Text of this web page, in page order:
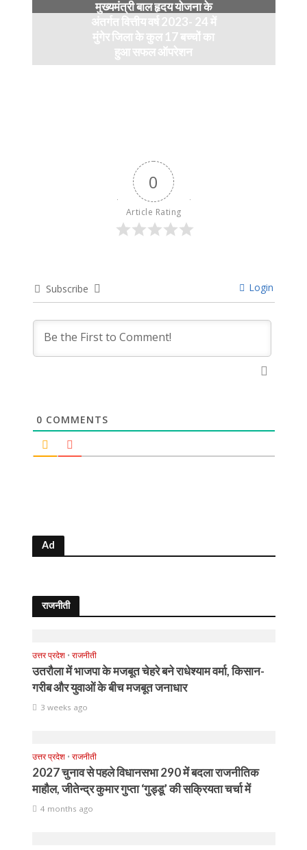
मुख्यमंत्री बाल हृदय योजना के
अंतर्गत वित्तीय वर्ष 2023- 24 में
मुंगेर जिला के कुल 17 बच्चों का
हुआ सफल ऑपरेशन
0
Article Rating
Subscribe Login
0 COMMENTS
Ad
राजनीती
उत्तर प्रदेश • राजनीती
उतरौला में भाजपा के मजबूत चेहरे बने राधेश्याम वर्मा, किसान-
गरीब और युवाओं के बीच मजबूत जनाधार
3 weeks ago
उत्तर प्रदेश • राजनीती
2027 चुनाव से पहले विधानसभा 290 में बदला राजनीतिक
माहौल, जीतेन्द्र कुमार गुप्ता ‘गुड्डू’ की सक्रियता चर्चा में
4 months ago